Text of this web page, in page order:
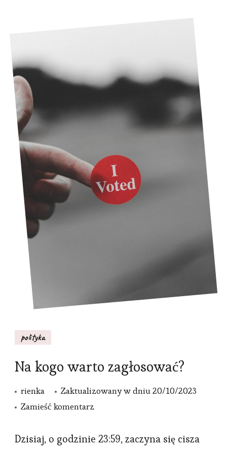
polityka
Na kogo warto zagłosować?
rienka Zaktualizowany w dniu20/10/2023
Zamieść komentarzwe
Na
Dzisiaj, o godzinie 23:59, zaczyna się cisza